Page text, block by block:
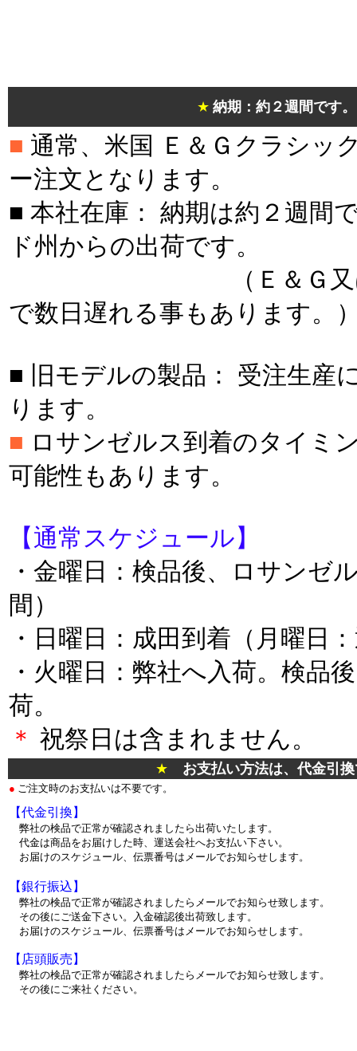
★ 納期：約２週間です。
■ 通常、米国 Ｅ＆Ｇクラシッ
ー注文となります。
■ 本社在庫： 納期は約２週間
ド州からの出荷です。
（Ｅ＆Ｇ又はＵ
で数日遅れる事もあります。
■ 旧モデルの製品： 受注生産
ります。
■ ロサンゼルス到着のタイミ
可能性もあります。
【通常スケジュール】
・金曜日：検品後、ロサンゼ
間）
・日曜日：成田到着（月曜日
・火曜日：弊社へ入荷。検品
荷。
＊ 祝祭日は含まれません。
★ お支払い方法は、代金引
● ご注文時のお支払いは不要です。
【代金引換】
弊社の検品で正常が確認されましたら出荷いたします。
代金は商品をお届けした時、運送会社へお支払い下さい。
お届けのスケジュール、伝票番号はメールでお知らせします。
【銀行振込】
弊社の検品で正常が確認されましたらメールでお知らせ致します。
その後にご送金下さい。入金確認後出荷致します。
お届けのスケジュール、伝票番号はメールでお知らせします。
【店頭販売】
弊社の検品で正常が確認されましたらメールでお知らせ致します。
その後にご来社ください。